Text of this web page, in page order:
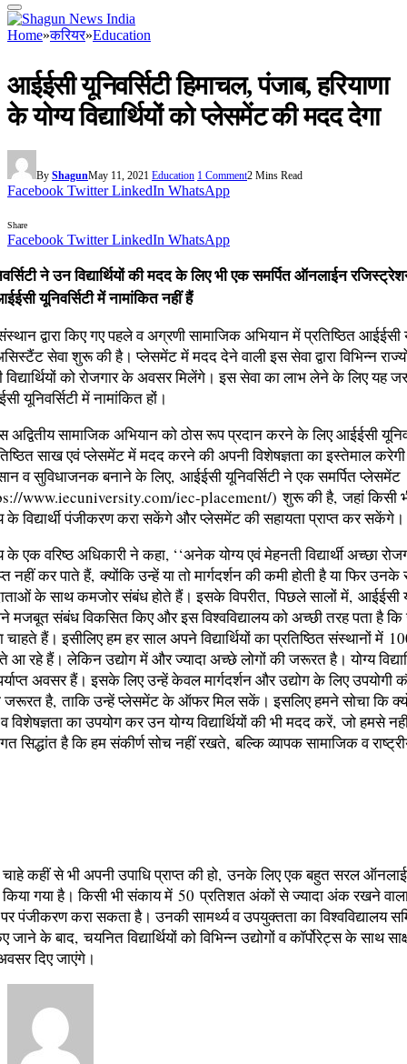
Home»करियर»Education
आईईसी यूनिवर्सिटी हिमाचल, पंजाब, हरियाणा
के योग्य विद्यार्थियों को प्लेसमेंट की मदद देगा
By ShagunMay 11, 2021 Education 1 Comment2 Mins Read
Facebook Twitter LinkedIn WhatsApp
Share
Facebook Twitter LinkedIn WhatsApp
ने उन विद्यार्थियों की मदद के लिए भी एक समर्पित ऑनलाईन
यूनिवर्सिटी में नामांकित नहीं हैं
द्वारा किए गए पहले व अग्रणी सामाजिक अभियान में प्रतिष्ठित आईईसी
सेवा शुरू की है। प्लेसमेंट में मदद देने वाली इस सेवा द्वारा विभिन्न
विद्यार्थियों को रोजगार के अवसर मिलेंगे। इस सेवा का लाभ लेने के लिए यह
यूनिवर्सिटी में नामांकित हों।
अद्वितीय सामाजिक अभियान को ठोस रूप प्रदान करने के लिए आईईसी
साख एवं प्लेसमेंट में मदद करने की अपनी विशेषज्ञता का इस्तेमाल करेगी।
व सुविधाजनक बनाने के लिए, आईईसी यूनिवर्सिटी ने एक समर्पित प्लेसमेंट
www.iecuniversity.com/iec-placement/) शुरू की है, जहां किसी
के विद्यार्थी पंजीकरण करा सकेंगे और प्लेसमेंट की सहायता प्राप्त कर सकेंगे।
के एक वरिष्ठ अधिकारी ने कहा, ‘‘अनेक योग्य एवं मेहनती विद्यार्थी अच्छा
नहीं कर पाते हैं, क्योंकि उन्हें या तो मार्गदर्शन की कमी होती है या फिर
के साथ कमजोर संबंध होते हैं। इसके विपरीत, पिछले सालों में, आईईसी
मजबूत संबंध विकसित किए और इस विश्वविद्यालय को अच्छी तरह पता है कि
चाहते हैं। इसीलिए हम हर साल अपने विद्यार्थियों का प्रतिष्ठित संस्थानों में
रहे हैं। लेकिन उद्योग में और ज्यादा अच्छे लोगों की जरूरत है। योग्य
अवसर हैं। इसके लिए उन्हें केवल मार्गदर्शन और उद्योग के लिए उपयोगी
जरूरत है, ताकि उन्हें प्लेसमेंट के ऑफर मिल सकें। इसलिए हमने सोचा कि
विशेषज्ञता का उपयोग कर उन योग्य विद्यार्थियों की भी मदद करें, जो हमसे
सिद्धांत है कि हम संकीर्ण सोच नहीं रखते, बल्कि व्यापक सामाजिक व
ने चाहे कहीं से भी अपनी उपाधि प्राप्त की हो, उनके लिए एक बहुत सरल
गया है। किसी भी संकाय में 50 प्रतिशत अंकों से ज्यादा अंक रखने
पर पंजीकरण करा सकता है। उनकी सामर्थ्य व उपयुक्तता का विश्वविद्यालय
के बाद, चयनित विद्यार्थियों को विभिन्न उद्योगों व कॉर्पोरेट्स के साथ
दिए जाएंगे।